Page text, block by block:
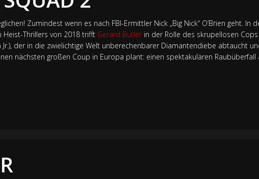
Zumindest wenn es nach FBI-Ermittler Nick „Big Nick“ O’Brien geht. In
Heist-Thrillers von 2018 trifft Gerard Butler in der Rolle des skrupellosen
Jr.), der in die zwielichtige Welt unberechenbarer Diamantendiebe abtaucht
nächsten großen Coup in Europa plant: einen spektakulären